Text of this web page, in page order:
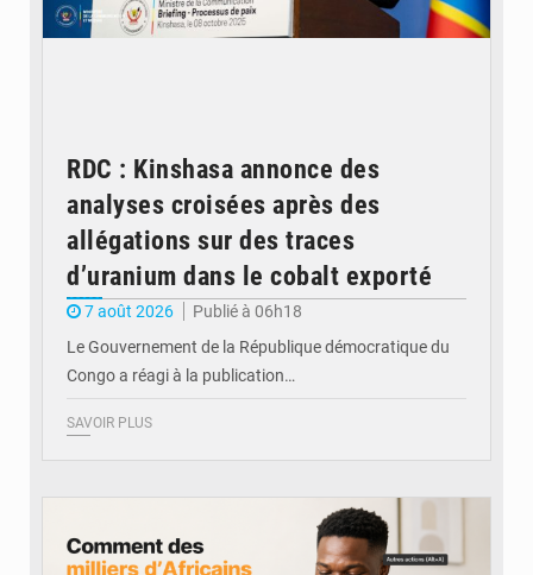
RDC : Kinshasa annonce des
analyses croisées après des
allégations sur des traces
d’uranium dans le cobalt exporté
7 août 2026
Publié à 06h18
Le Gouvernement de la République démocratique du
Congo a réagi à la publication…
SAVOIR PLUS